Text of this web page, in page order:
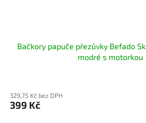
Bačkory papuče přezůvky Befado
modré s motorkou
329,75 Kč bez DPH
399 Kč